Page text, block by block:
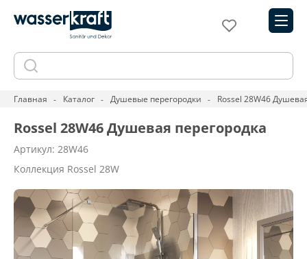
Главная Каталог Душевые перегородки Rossel 28W46
Rossel 28W46 Душевая перегородка
Артикул: 28W46
Коллекция Rossel 28W